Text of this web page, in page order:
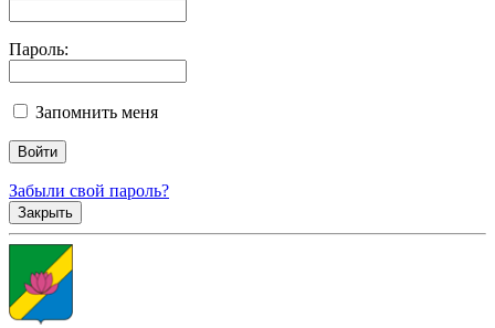
Пароль:
Запомнить меня
Забыли свой пароль?
Закрыть